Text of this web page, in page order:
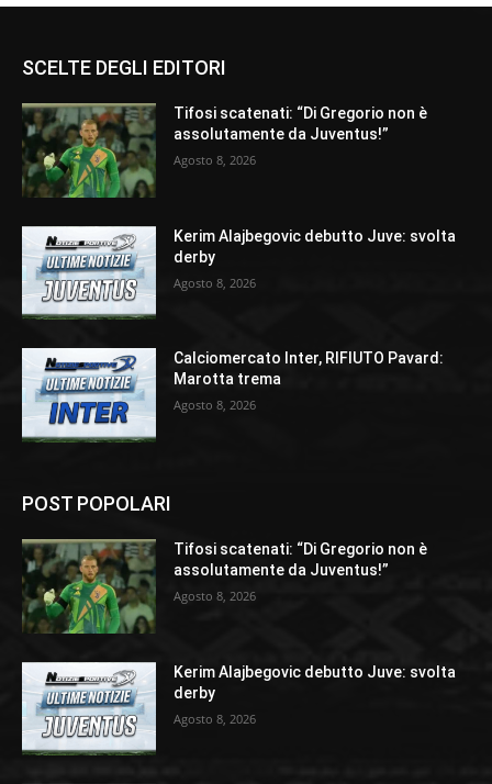
SCELTE DEGLI EDITORI
Tifosi scatenati: “Di Gregorio non è
assolutamente da Juventus!”
Agosto 8, 2026
Kerim Alajbegovic debutto Juve: svolta
derby
Agosto 8, 2026
Calciomercato Inter, RIFIUTO Pavard:
Marotta trema
Agosto 8, 2026
POST POPOLARI
Tifosi scatenati: “Di Gregorio non è
assolutamente da Juventus!”
Agosto 8, 2026
Kerim Alajbegovic debutto Juve: svolta
derby
Agosto 8, 2026